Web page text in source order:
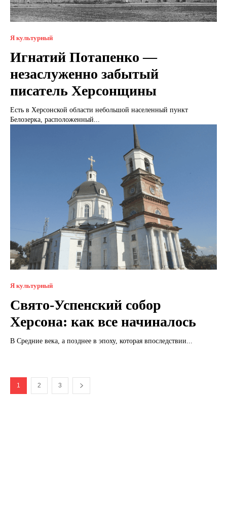
Я культурный
Игнатий Потапенко —
незаслуженно забытый
писатель Херсонщины
Есть в Херсонской области небольшой населенный пункт
Белозерка, расположенный...
Я культурный
Свято-Успенский собор
Херсона: как все начиналось
В Средние века, а позднее в эпоху, которая впоследствии...
1 2 3